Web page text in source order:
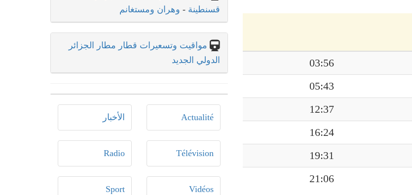
03:56
05:43
12:37
16:24
19:31
21:06
قسنطينة - وهران ومستغانم
مواقيت وتسعيرات قطار مطار الجزائر
الدولي الجديد
Actualité الأخبار
Télévision
Radio
Vidéos
Sport